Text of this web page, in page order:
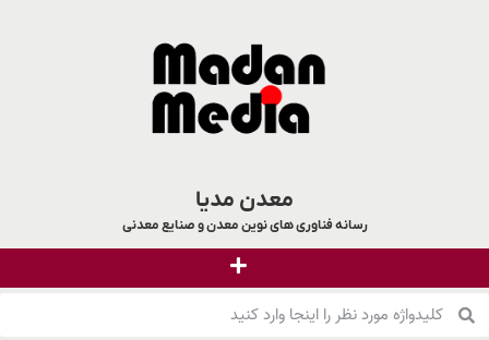
معدن مدیا
رسانه فناوری های نوین معدن و صنایع معدنی